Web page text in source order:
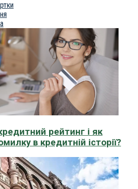
рейтинг і як
в кредитній історії?